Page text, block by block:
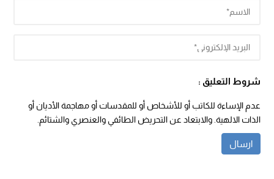
شروط التعليق :
عدم الإساءة للكاتب أو للأشخاص أو للمقدسات أو مهاجمة الأديان أو
الذات الالهية. والابتعاد عن التحريض الطائفي والعنصري والشتائم.